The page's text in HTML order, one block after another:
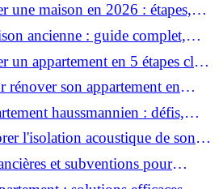
une maison en 2026 : étapes,
ancienne : guide complet,
un appartement en 5 étapes clés
rénover son appartement en
haussmannien : défis,
et estimation des prix
l'isolation acoustique de son
et subventions pour
en 2026 ?